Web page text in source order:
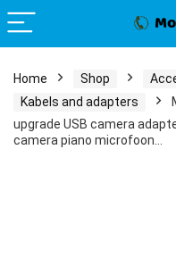
Home Shop
Kabels and adapters
upgrade USB camera
camera piano microfoon…